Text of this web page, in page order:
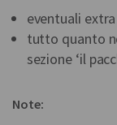
eventuali extra
tutto quanto
sezione ‘il
Note: